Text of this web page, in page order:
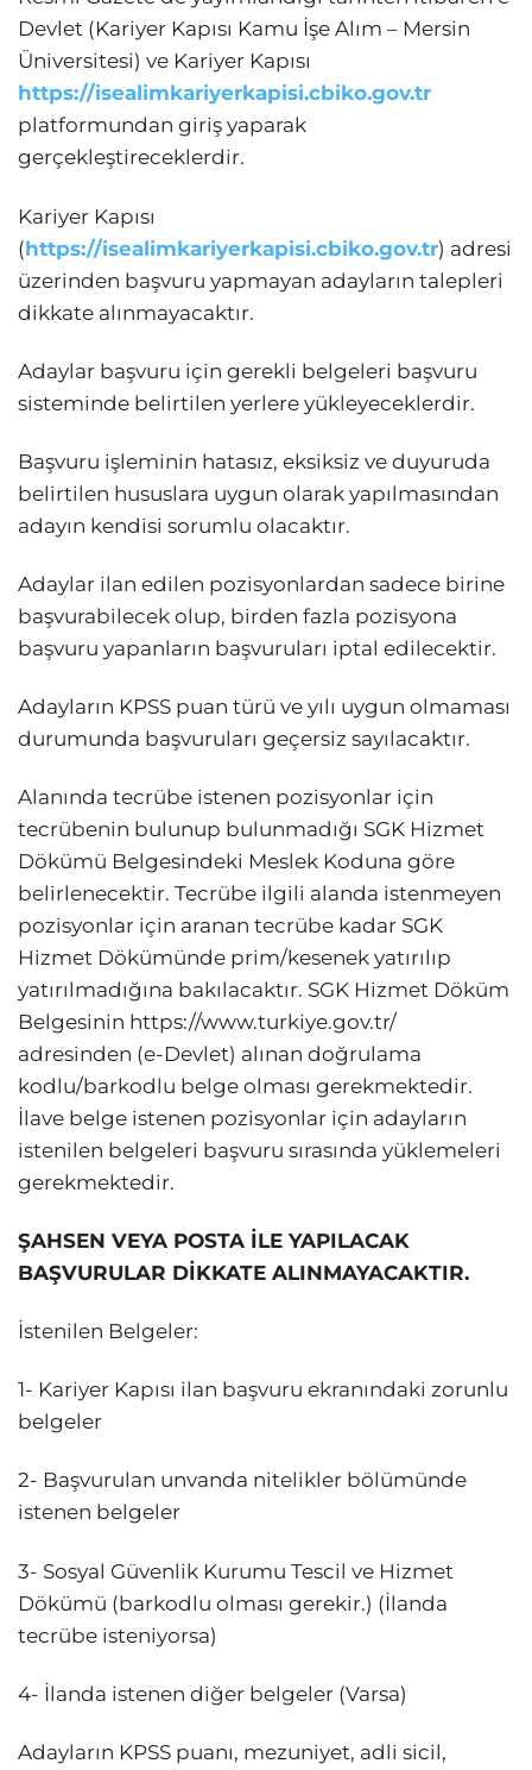
Devlet (Kariyer Kapısı Kamu İşe Alım – Mersin
Üniversitesi) ve Kariyer Kapısı
https://isealimkariyerkapisi.cbiko.gov.tr
platformundan giriş yaparak
gerçekleştireceklerdir.
Kariyer Kapısı
(https://isealimkariyerkapisi.cbiko.gov.tr) adresi
üzerinden başvuru yapmayan adayların talepleri
dikkate alınmayacaktır.
Adaylar başvuru için gerekli belgeleri başvuru
sisteminde belirtilen yerlere yükleyeceklerdir.
Başvuru işleminin hatasız, eksiksiz ve duyuruda
belirtilen hususlara uygun olarak yapılmasından
adayın kendisi sorumlu olacaktır.
Adaylar ilan edilen pozisyonlardan sadece birine
başvurabilecek olup, birden fazla pozisyona
başvuru yapanların başvuruları iptal edilecektir.
Adayların KPSS puan türü ve yılı uygun olmaması
durumunda başvuruları geçersiz sayılacaktır.
Alanında tecrübe istenen pozisyonlar için
tecrübenin bulunup bulunmadığı SGK Hizmet
Dökümü Belgesindeki Meslek Koduna göre
belirlenecektir. Tecrübe ilgili alanda istenmeyen
pozisyonlar için aranan tecrübe kadar SGK
Hizmet Dökümünde prim/kesenek yatırılıp
yatırılmadığına bakılacaktır. SGK Hizmet Döküm
Belgesinin https://www.turkiye.gov.tr/
adresinden (e-Devlet) alınan doğrulama
kodlu/barkodlu belge olması gerekmektedir.
İlave belge istenen pozisyonlar için adayların
istenilen belgeleri başvuru sırasında yüklemeleri
gerekmektedir.
ŞAHSEN VEYA POSTA İLE YAPILACAK
BAŞVURULAR DİKKATE ALINMAYACAKTIR.
İstenilen Belgeler:
1- Kariyer Kapısı ilan başvuru ekranındaki zorunlu
belgeler
2- Başvurulan unvanda nitelikler bölümünde
istenen belgeler
3- Sosyal Güvenlik Kurumu Tescil ve Hizmet
Dökümü (barkodlu olması gerekir.) (İlanda
tecrübe isteniyorsa)
4- İlanda istenen diğer belgeler (Varsa)
Adayların KPSS puanı, mezuniyet, adli sicil,